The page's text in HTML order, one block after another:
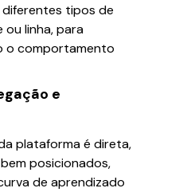
tipos de
ou linha, para
o comportamento
e
plataforma é direta,
posicionados,
de aprendizado